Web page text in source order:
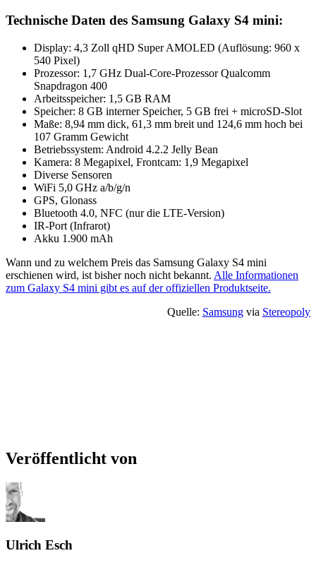
Technische Daten des Samsung Galaxy S4 mini:
Display: 4,3 Zoll qHD Super AMOLED (Auflösung: 960 x
540 Pixel)
Prozessor: 1,7 GHz Dual-Core-Prozessor Qualcomm
Snapdragon 400
Arbeitsspeicher: 1,5 GB RAM
Speicher: 8 GB interner Speicher, 5 GB frei + microSD-Slot
Maße: 8,94 mm dick, 61,3 mm breit und 124,6 mm hoch bei
107 Gramm Gewicht
Betriebssystem: Android 4.2.2 Jelly Bean
Kamera: 8 Megapixel, Frontcam: 1,9 Megapixel
Diverse Sensoren
WiFi 5,0 GHz a/b/g/n
GPS, Glonass
Bluetooth 4.0, NFC (nur die LTE-Version)
IR-Port (Infrarot)
Akku 1.900 mAh
Wann und zu welchem Preis das Samsung Galaxy S4 mini
erschienen wird, ist bisher noch nicht bekannt. Alle Informationen
zum Galaxy S4 mini gibt es auf der offiziellen Produktseite.
Quelle: Samsung via Stereopoly
Veröffentlicht von
Ulrich Esch